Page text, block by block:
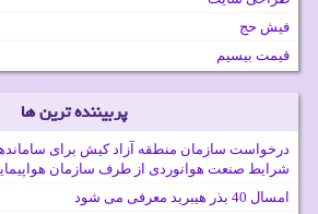
فیش حج
قیمت بیسیم
پربیننده ترین ها
درخواست سازمان منطقه آزاد کیش برای
شرایط صنعت هوانوردی از طرف سازمان
امسال 40 بذر هیبرید معرفی می شود